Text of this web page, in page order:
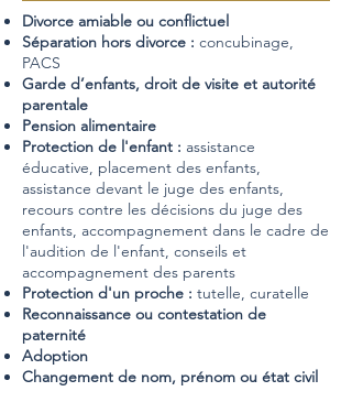
Divorce amiable ou conflictuel
Séparation hors divorce : concubinage,
PACS
Garde d’enfants, droit de visite et autorité
parentale
Pension alimentaire
Protection de l'enfant : assistance
éducative, placement des enfants,
assistance devant le juge des enfants,
recours contre les décisions du juge des
enfants, accompagnement dans le cadre de
l'audition de l'enfant, conseils et
accompagnement des parents
Protection d'un proche : tutelle, curatelle
Reconnaissance ou contestation de
paternité
Adoption
Changement de nom, prénom ou état civil